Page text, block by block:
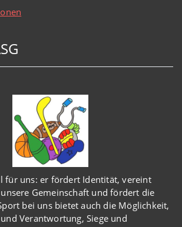
für uns: er fördert Identität, vereint
Gemeinschaft und fördert die
bei uns bietet auch die Möglichkeit,
Verantwortung, Siege und